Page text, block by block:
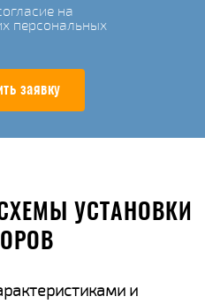
на
персональных
заявку
УСТАНОВКИ
и